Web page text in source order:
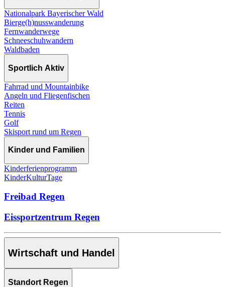
Nationalpark Bayerischer Wald
Bierge(h)nusswanderung
Fernwanderwege
Schneeschuhwandern
Waldbaden
Sportlich Aktiv
Fahrrad und Mountainbike
Angeln und Fliegenfischen
Reiten
Tennis
Golf
Skisport rund um Regen
Kinder und Familien
Kinderferienprogramm
KinderKulturTage
Freibad Regen
Eissportzentrum Regen
Wirtschaft und Handel
Standort Regen